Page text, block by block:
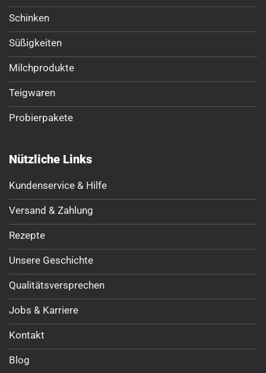
Schinken
Süßigkeiten
Milchprodukte
Teigwaren
Probierpakete
Nützliche Links
Kundenservice & Hilfe
Versand & Zahlung
Rezepte
Unsere Geschichte
Qualitätsversprechen
Jobs & Karriere
Kontakt
Blog